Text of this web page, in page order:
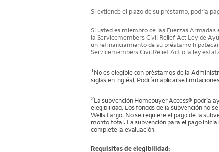
Si extiende el plazo de su préstamo, podría
Si usted es miembro de las Fuerzas
la Servicemembers Civil Relief Act Ley de
un refinanciamiento de su préstamo
Servicemembers Civil Relief Act o la ley
1No es elegible con préstamos de la
siglas en inglés). Podrían aplicarse
2La subvención Homebuyer Access® podría
elegibilidad. Los fondos de la subvención no
Wells Fargo. No se requiere el pago de la
monto total. La subvención para el pago
complete la evaluación.
Requisitos de elegibilidad: